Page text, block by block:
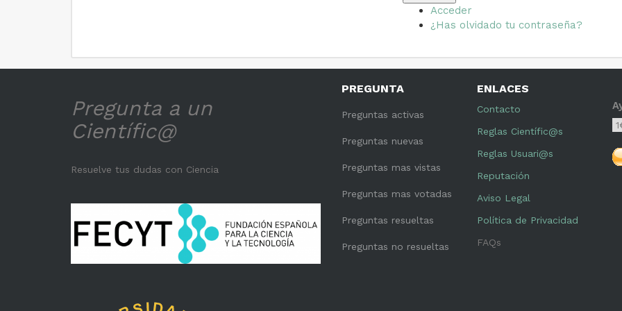
Acceder
¿Has olvidado tu contraseña?
Pregunta a un
Científic@
Resuelve tus dudas con Ciencia
PREGUNTA
Preguntas activas
Preguntas nuevas
Preguntas mas vistas
Preguntas mas votadas
Preguntas resueltas
Preguntas no resueltas
ENLACES
Contacto
Reglas Científic@s
Reglas Usuari@s
Reputación
Aviso Legal
Política de Privacidad
FAQs